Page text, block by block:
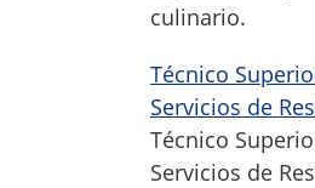
culinario.
Técnico
Servicios de
Técnico
Servicios de